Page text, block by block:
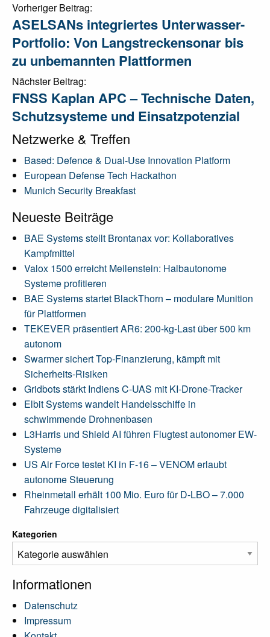
Post
navigation
Vorheriger Beitrag:
ASELSANs integriertes Unterwasser-
Portfolio: Von Langstreckensonar bis
zu unbemannten Plattformen
Nächster Beitrag:
FNSS Kaplan APC – Technische Daten,
Schutzsysteme und Einsatzpotenzial
Netzwerke & Treffen
Based: Defence & Dual-Use Innovation Platform
European Defense Tech Hackathon
Munich Security Breakfast
Neueste Beiträge
BAE Systems stellt Brontanax vor: Kollaboratives
Kampfmittel
Valox 1500 erreicht Meilenstein: Halbautonome
Systeme profitieren
BAE Systems startet BlackThorn – modulare Munition
für Plattformen
TEKEVER präsentiert AR6: 200-kg-Last über 500 km
autonom
Swarmer sichert Top-Finanzierung, kämpft mit
Sicherheits-Risiken
Gridbots stärkt Indiens C-UAS mit KI-Drone-Tracker
Elbit Systems wandelt Handelsschiffe in
schwimmende Drohnenbasen
L3Harris und Shield AI führen Flugtest autonomer EW-
Systeme
US Air Force testet KI in F-16 – VENOM erlaubt
autonome Steuerung
Rheinmetall erhält 100 Mio. Euro für D-LBO – 7.000
Fahrzeuge digitalisiert
Kategorien
Informationen
Datenschutz
Impressum